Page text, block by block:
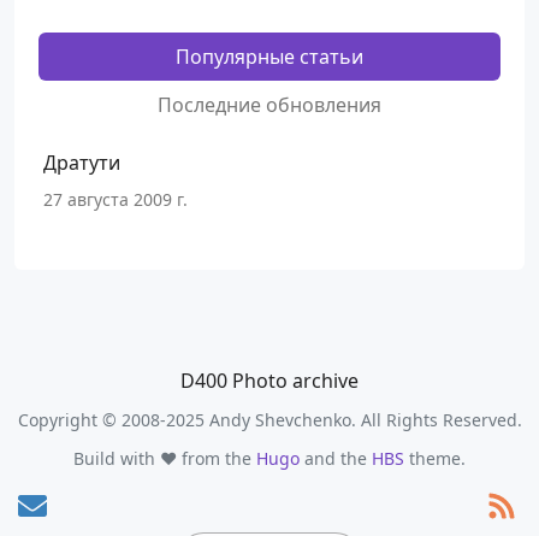
Популярные статьи
Последние обновления
Дратути
27 августа 2009 г.
D400 Photo archive
Copyright © 2008-2025 Andy Shevchenko. All Rights Reserved.
Build with ❤️ from the Hugo and the HBS theme.